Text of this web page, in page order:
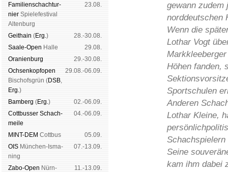
Familien­schach­tur­
nier Spiele­fes­ti­val
Al­ten­burg
23.08.
Geit­hain (Erg.)
28.-30.08.
Saale-Open Halle
29.08.
Oranien­burg
29.-30.08.
Och­sen­kopf­open
Bischofs­grün (DSB,
Erg.)
29.08.-06.09.
Bam­berg (Erg.)
02.-06.09.
Cott­busser Schach­
meile
04.-06.09.
MINT-DEM Cott­bus
05.09.
OIS Mün­chen-Is­ma­
ning
07.-13.09.
Zabo-Open Nürn­
11.-13.09.
gewann zudem
norddeutschen
Wenn die
Lothar Vogt
Höhen fanden,
Sportschulen
Anderen
Lothar Kleine,
Seine
kam ihm dabei